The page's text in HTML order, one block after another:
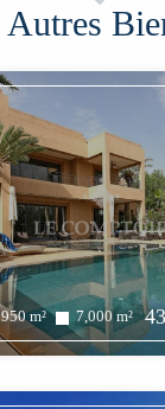
Autres
950 m² 7,000 m²